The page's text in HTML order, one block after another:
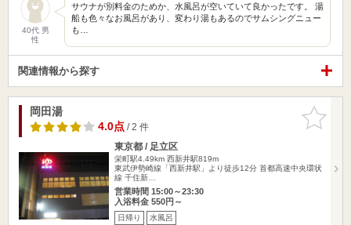
40代 男
性
サウナが別料金のためか、水風呂が空いていて良かったです。 湯
船も色々なお風呂があり、変わり湯もあるのでサムシングニュー
も…
関連情報から探す
お気に入
りに追加
岡田湯
4.0点/ 2 件
東京都 / 足立区
栄町駅4.49km 西新井駅819m
東武伊勢崎線「西新井駅」より徒歩12分 首都高速中央環状
線 千住新…
営業時間 15:00～23:30
入浴料金 550円～
日帰り 水風呂